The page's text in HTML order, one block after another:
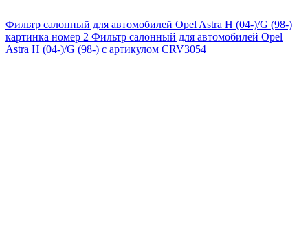
Фильтр салонный для автомобилей Opel Astra H (04-)/G (98-)
картинка номер 2 Фильтр салонный для автомобилей Opel
Astra H (04-)/G (98-) с артикулом CRV3054